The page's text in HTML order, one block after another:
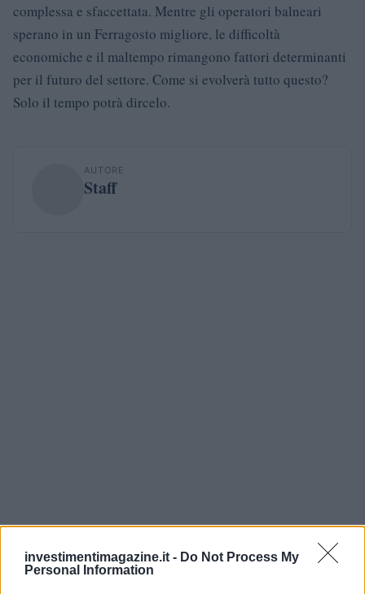
investimentimagazine.it - Do Not Process My
Personal Information
complessa e sfaccettata. Mentre gli operatori balneari
sperano in un Ferragosto migliore, le difficoltà
economiche e il maltempo rimangono fattori determinanti
per il futuro del settore. Come si evolverà tutto questo?
Solo il tempo potrà dircelo.
AUTORE
Staff